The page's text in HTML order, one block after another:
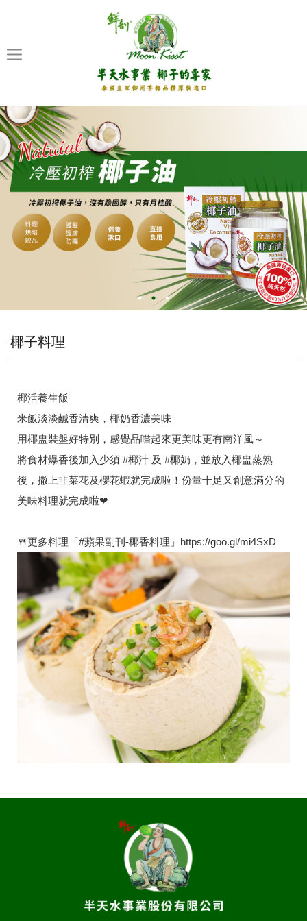
椰子料理
椰活養生飯
米飯淡淡鹹香清爽，椰奶香濃美味
用椰盅裝盤好特別，感覺品嚐起來更美味更有南洋風～
將食材爆香後加入少須 #椰汁 及 #椰奶，並放入椰盅蒸熟
後，撒上韭菜花及櫻花蝦就完成啦！份量十足又創意滿分的
美味料理就完成啦❤
🍴更多料理「#蘋果副刊-椰香料理」https://goo.gl/mi4SxD